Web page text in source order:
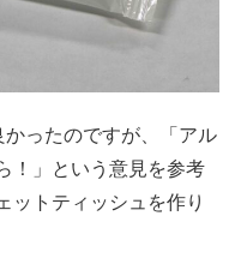
かったのですが、「アル
！」という意見を参考
ットティッシュを作り